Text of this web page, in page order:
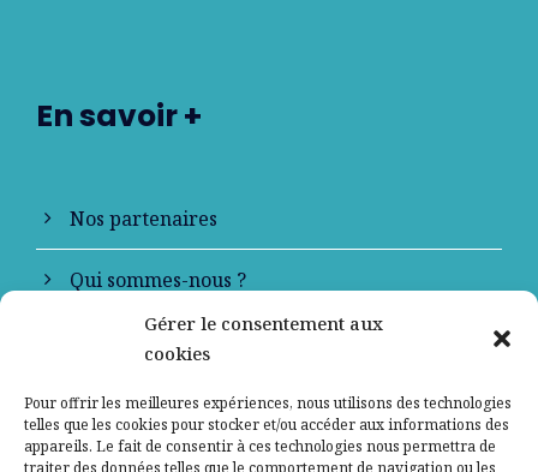
Gérer le consentement aux
cookies
Pour offrir les meilleures expériences, nous utilisons des technologies
telles que les cookies pour stocker et/ou accéder aux informations des
appareils. Le fait de consentir à ces technologies nous permettra de
traiter des données telles que le comportement de navigation ou les
En savoir +
Nos partenaires
Qui sommes-nous ?
Contactez-nous
Mentions légales
Politique de confidentialité